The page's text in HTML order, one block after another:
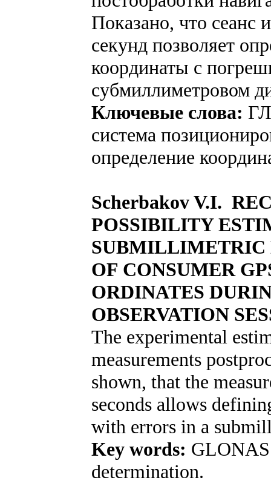
Показано, что сеанс
секунд позволяет
координаты с
субмиллиметровом
Ключевые слова:
система
определение
Scherbakov V.I.
POSSIBILITY
SUBMILLIMETRIC
OF CONSUMER
ORDINATES
OBSERVATION
The experimental
measurements
shown, that the
seconds allows
with errors in a
Key words:
determination.